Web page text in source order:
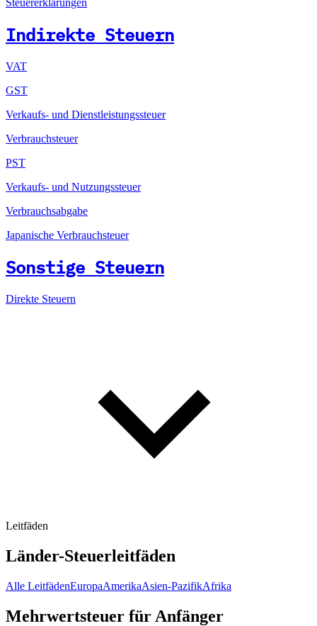
Steuererklärungen
Indirekte Steuern
VAT
GST
Verkaufs- und Dienstleistungssteuer
Verbrauchsteuer
PST
Verkaufs- und Nutzungssteuer
Verbrauchsabgabe
Japanische Verbrauchsteuer
Sonstige Steuern
Direkte Steuern
Leitfäden
Länder-Steuerleitfäden
Alle LeitfädenEuropaAmerikaAsien-PazifikAfrika
Mehrwertsteuer für Anfänger